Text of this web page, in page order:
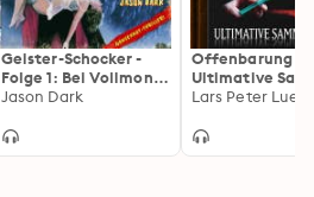
Geister-Schocker -
Folge 1: Bei Vollmond
holt dich der Vampir
Jason Dark
Offenbarung
Ultimative
Volume 4
Lars Peter Lueg